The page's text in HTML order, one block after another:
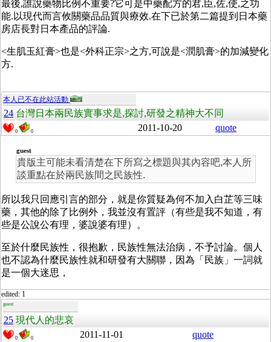
最後,誰說藥物比例不重要?它可是中藥配方的君,臣,佐,使,之功
能.以現代而言攸關藥品品質與療效.在下已於第二篇提到日本藥
房店長對日本產品的評論.
<生肌玉紅膏>也是<外科正宗>之方,可說是<潤肌膏>的加減變化
方.
本人已不在此站活動
24 台灣日本兩民族實事求是,探討,研發之精神大不同
0 0 2011-10-20 quote
guest
貴版主可能未看清楚在下所寫之標題與其內容吧,本人所
談重點在於兩民族間之民族性.
所以我只回應引言的部分，就是你質疑為何不加入白芷等三味
藥，其他的除了比例外，我並沒有置評（有些是我不知道，有
些是公說公有理，婆說婆有理）。
至於什麼民族性，很抱歉，民族性無法治病，不予討論。個人
也不認為什麼民族性就和研發有大關聯，因為「民族」一詞就
是一個大迷思，
edited: 1
guest
25 現代人的悲哀
0 0 2011-11-01 quote